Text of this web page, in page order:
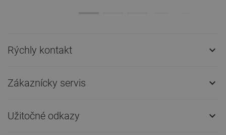
Rýchly kontakt 
Zákaznícky servis 
Užitočné odkazy 